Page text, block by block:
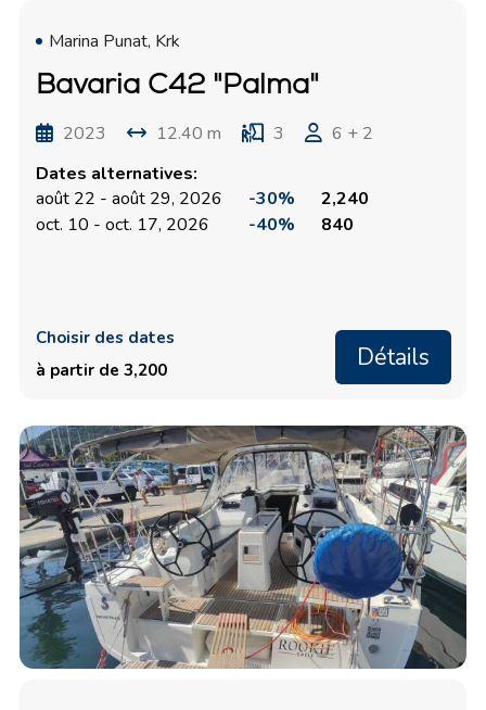
Marina Punat, Krk
Bavaria C42 "Palma"
2023 12.40 m 3
6 + 2
Dates alternatives:
août 22 - août 29, 2026
-30%
2,240
oct. 10 - oct. 17, 2026
-40% 840
Choisir des dates
à partir de 3,200
Détails